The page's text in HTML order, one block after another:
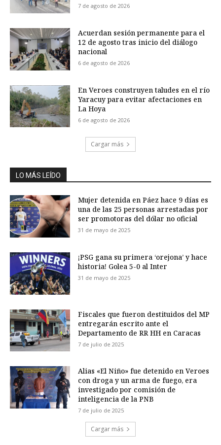
7 de agosto de 2026
Acuerdan sesión permanente para el
12 de agosto tras inicio del diálogo
nacional
6 de agosto de 2026
En Veroes construyen taludes en el río
Yaracuy para evitar afectaciones en
La Hoya
6 de agosto de 2026
Cargar más
LO MÁS LEÍDO
Mujer detenida en Páez hace 9 días es
una de las 25 personas arrestadas por
ser promotoras del dólar no oficial
31 de mayo de 2025
¡PSG gana su primera ‘orejona’ y hace
historia! Golea 5-0 al Inter
31 de mayo de 2025
Fiscales que fueron destituidos del MP
entregarán escrito ante el
Departamento de RR HH en Caracas
7 de julio de 2025
Alias «El Niño» fue detenido en Veroes
con droga y un arma de fuego, era
investigado por comisión de
inteligencia de la PNB
7 de julio de 2025
Cargar más